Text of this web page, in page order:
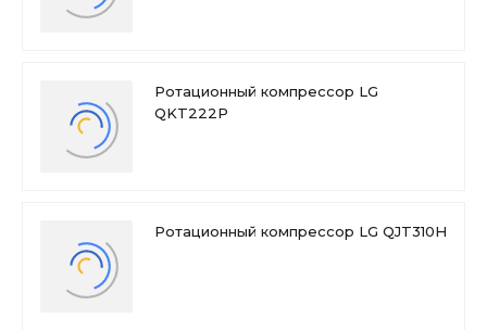
Ротационный компрессор LG
QKT222P
Ротационный компрессор LG QJT310H